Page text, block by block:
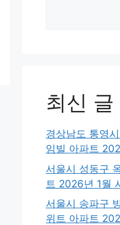
최신 글
경상남도 통영
임빌 아파트
서울시 성동구
트 2026년 1월
서울시 송파구
위트 아파트